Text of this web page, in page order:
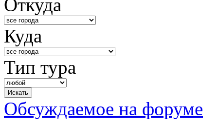
Откуда
Куда
Тип тура
Обсуждаемое на форуме